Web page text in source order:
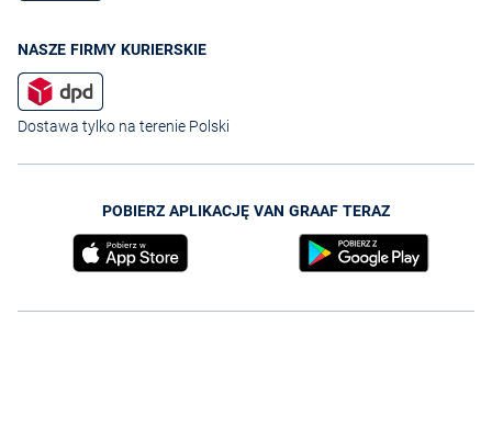
NASZE FIRMY KURIERSKIE
Dostawa tylko na terenie Polski
POBIERZ APLIKACJĘ VAN GRAAF TERAZ